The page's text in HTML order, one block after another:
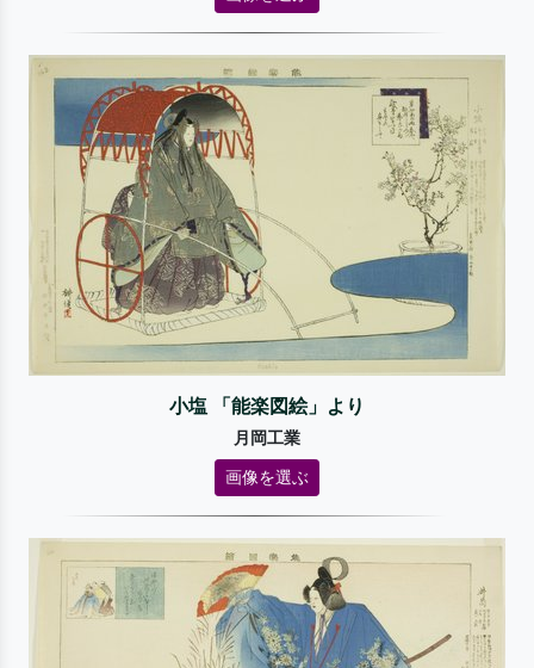
小塩 「能楽図絵」より
月岡工業
画像を選ぶ